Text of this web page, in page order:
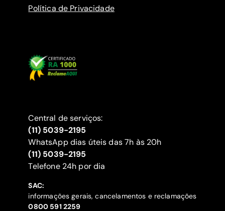
Política de Privacidade
Central de serviços:
(11) 5039-2195
WhatsApp dias úteis das 7h às 20h
(11) 5039-2195
‍Telefone 24h por dia
SAC:
informações gerais, cancelamentos e reclamações
‍0800 591 2259